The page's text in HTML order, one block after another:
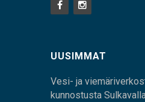
UUSIMMAT
Vesi- ja
kunnostusta